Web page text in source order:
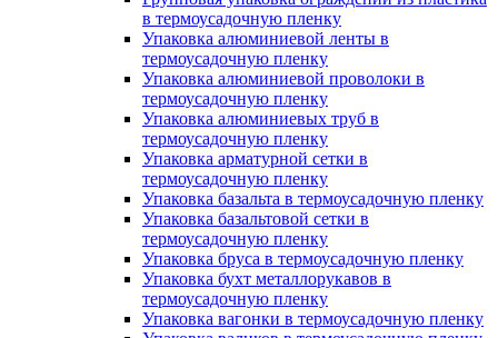
в термоусадочную пленку
Упаковка алюминиевой ленты в
термоусадочную пленку
Упаковка алюминиевой проволоки в
термоусадочную пленку
Упаковка алюминиевых труб в
термоусадочную пленку
Упаковка арматурной сетки в
термоусадочную пленку
Упаковка базальта в термоусадочную пленку
Упаковка базальтовой сетки в
термоусадочную пленку
Упаковка бруса в термоусадочную пленку
Упаковка бухт металлорукавов в
термоусадочную пленку
Упаковка вагонки в термоусадочную пленку